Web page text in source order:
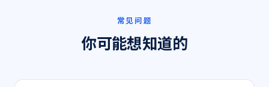
常见问题
你可能想知道的